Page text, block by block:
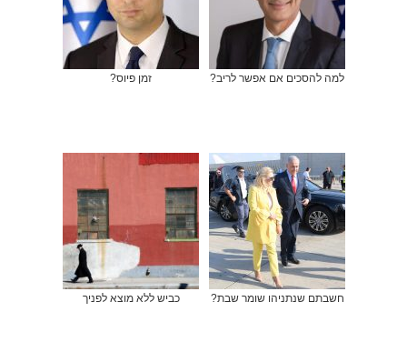
למה להסכים אם אפשר לריב? זמן פיוס?
חשבתם שנתניהו שומר שבת? כביש ללא מוצא לפניך